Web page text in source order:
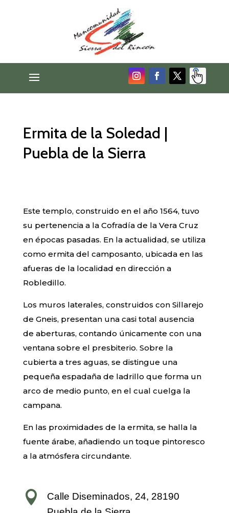
Ermita de la Soledad |
Puebla de la Sierra
Este templo, construido en el año 1564, tuvo
su pertenencia a la Cofradía de la Vera Cruz
en épocas pasadas. En la actualidad, se utiliza
como ermita del camposanto, ubicada en las
afueras de la localidad en dirección a
Robledillo.
Los muros laterales, construidos con Sillarejo
de Gneis, presentan una casi total ausencia
de aberturas, contando únicamente con una
ventana sobre el presbiterio. Sobre la
cubierta a tres aguas, se distingue una
pequeña espadaña de ladrillo que forma un
arco de medio punto, en el cual cuelga la
campana.
En las proximidades de la ermita, se halla la
fuente árabe, añadiendo un toque pintoresco
a la atmósfera circundante.

Calle Diseminados, 24, 28190